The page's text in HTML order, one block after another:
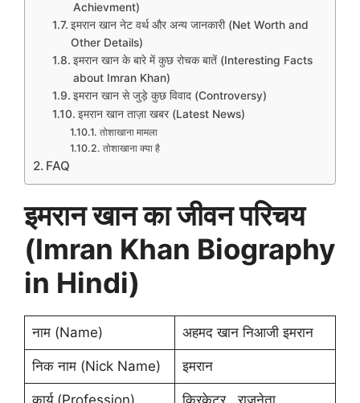
Achievment)
इमरान खान नेट वर्थ और अन्य जानकारी (Net Worth and
Other Details)
इमरान खान के बारे में कुछ रोचक बातें (Interesting Facts
about Imran Khan)
इमरान खान से जुड़े कुछ विवाद (Controversy)
इमरान खान ताज़ा खबर (Latest News)
तोशाखाना मामला
तोशाखाना क्या है
FAQ
इमरान खान का जीवन परिचय
(Imran Khan Biography
in Hindi)
नाम (Name) अहमद खान निआजी इमरान
निक नाम (Nick Name) इमरान